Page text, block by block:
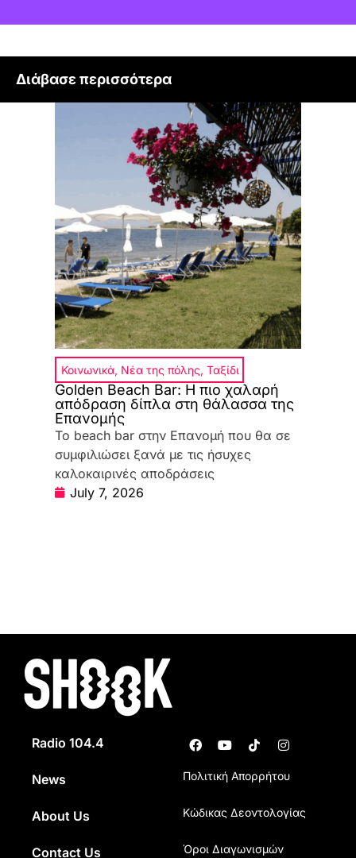
Διάβασε περισσότερα
Κοινωνικά, Νέα της πόλης, Ταξίδι
Golden Beach Bar: Η πιο χαλαρή
απόδραση δίπλα στη θάλασσα της
Επανομής
Το beach bar στην Επανομή που θα σε
συμφιλιώσει ξανά με τις ήσυχες
καλοκαιρινές αποδράσεις
July 7, 2026
Radio 104.4
News
About Us
Contact Us
Πολιτική Απορρήτου
Κώδικας Δεοντολογίας
Όροι Διαγωνισμών